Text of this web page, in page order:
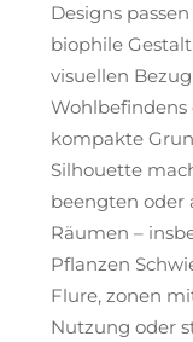
Designs
biophile
visuellen
Wohlbefindens
kompakte
Silhouette
beengten oder
Räumen –
Pflanzen
Flure, zonen
Nutzung oder